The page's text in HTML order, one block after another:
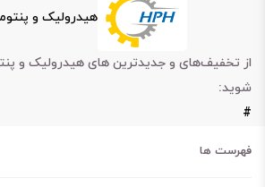
هیدرولیک و
از تخفیف‌های و جدیدترین های هیدرولیک و
شوید:
#
فهرست ها